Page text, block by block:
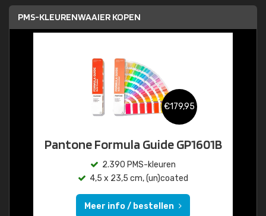
PMS-KLEURENWAAIER KOPEN
€179,95
Pantone Formula Guide GP1601B
2.390 PMS-kleuren
4,5 x 23,5 cm, (un)coated
Meer info / bestellen